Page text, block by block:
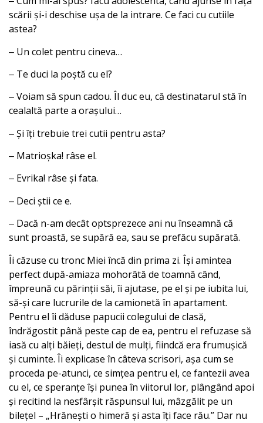
scării și-i deschise ușa de la intrare. Ce faci cu cutiile
astea?
‒ Un colet pentru cineva…
‒ Te duci la poștă cu el?
‒ Voiam să spun cadou. Îl duc eu, că destinatarul stă în
cealaltă parte a orașului…
‒ Și îți trebuie trei cutii pentru asta?
‒ Matrioșka! râse el.
‒ Evrika! râse și fata.
‒ Deci știi ce e.
‒ Dacă n-am decât optsprezece ani nu înseamnă că
sunt proastă, se supără ea, sau se prefăcu supărată.
Îi căzuse cu tronc Miei încă din prima zi. Își amintea
perfect după-amiaza mohorâtă de toamnă când,
împreună cu părinții săi, îi ajutase, pe el și pe iubita lui,
să-și care lucrurile de la camionetă în apartament.
Pentru el îi dăduse papucii colegului de clasă,
îndrăgostit până peste cap de ea, pentru el refuzase să
iasă cu alți băieți, destul de mulți, fiindcă era frumușică
și cuminte. Îi explicase în câteva scrisori, așa cum se
proceda pe-atunci, ce simțea pentru el, ce fantezii avea
cu el, ce speranțe își punea în viitorul lor, plângând apoi
și recitind la nesfârșit răspunsul lui, mâzgălit pe un
bilețel – „Hrănești o himeră și asta îți face rău.” Dar nu